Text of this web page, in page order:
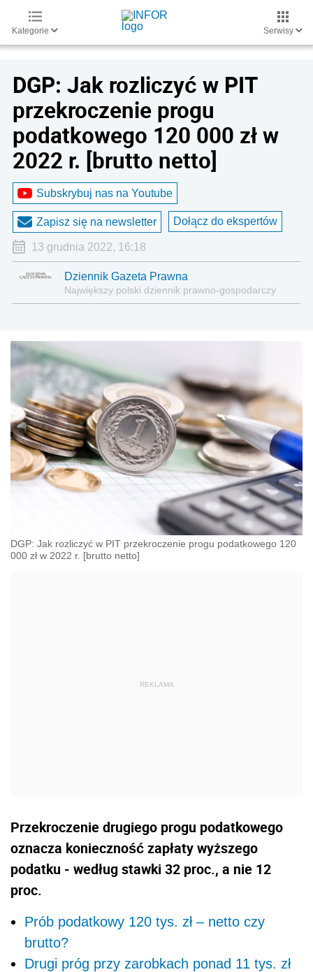
Kategorie Serwisy
DGP: Jak rozliczyć w PIT
przekroczenie progu
podatkowego 120 000 zł w
2022 r. [brutto netto]
Subskrybuj nas na Youtube
Zapisz się na newsletter Dołącz do ekspertów
13 grudnia 2022, 16:18
Dziennik Gazeta Prawna
Największy polski dziennik prawno-gospodarczy
DGP: Jak rozliczyć w PIT przekroczenie progu podatkowego 120
000 zł w 2022 r. [brutto netto]
Przekroczenie drugiego progu podatkowego
oznacza konieczność zapłaty wyższego
podatku - według stawki 32 proc., a nie 12
proc.
Prób podatkowy 120 tys. zł – netto czy
brutto?
Drugi próg przy zarobkach ponad 11 tys. zł